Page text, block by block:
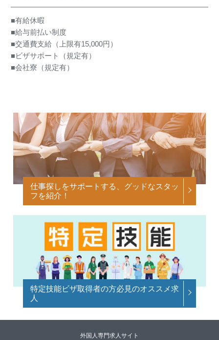
■有給休暇
■給与前払い制度
■交通費支給（上限有15,000円）
■ビザサポート（規定有）
■会社寮（規定有）
仕事探しをサポートする、グッドなスタッ
フを紹介！
特定技能ビザ取得者の方必見のオススメ求
人
外国人専門求人サイト